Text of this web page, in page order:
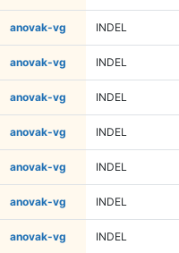
anovak-vg INDEL
anovak-vg INDEL
anovak-vg INDEL
anovak-vg INDEL
anovak-vg INDEL
anovak-vg INDEL
anovak-vg INDEL